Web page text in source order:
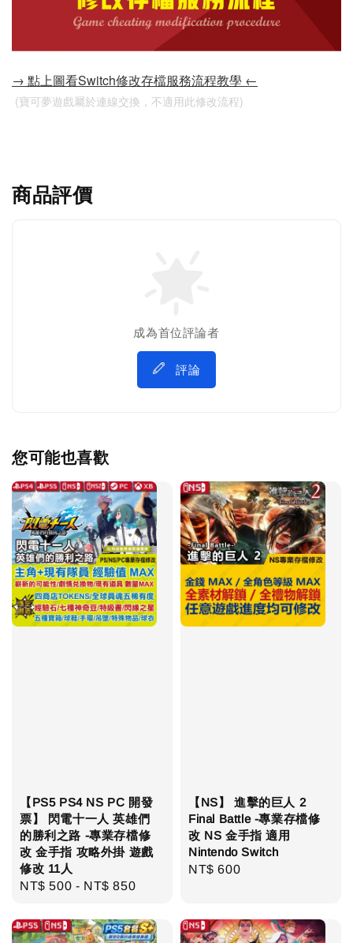
→ 點上圖看Switch修改存檔服務流程教學 ←
(寶可夢遊戲屬於連線交換，不適用此修改流程)
商品評價
成為首位評論者
評論
您可能也喜歡
【PS5 PS4 NS PC 開發
票】 閃電十一人 英雄們
的勝利之路 -專業存檔修
改 金手指 攻略外掛 遊戲
修改 11人
Regular
NT$ 500 - NT$ 850
【NS】 進擊的巨人 2
Final Battle -專業存檔修
改 NS 金手指 適用
Nintendo Switch
Regular
NT$ 600